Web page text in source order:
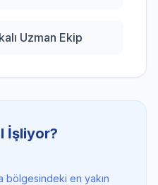
Uzman Ekip
İşliyor?
bölgesindeki en yakın